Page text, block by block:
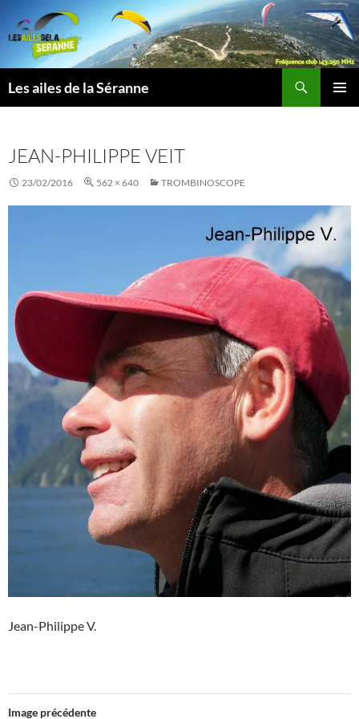
contenu
Les ailes de la Séranne
JEAN-PHILIPPE VEIT
23/02/2016 562 × 640 TROMBINOSCOPE
Jean-Philippe V.
Image précédente